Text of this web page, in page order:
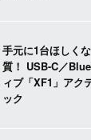
手元に1台ほしく
質！ USB-C／
ィブ「XF1」アク
ック